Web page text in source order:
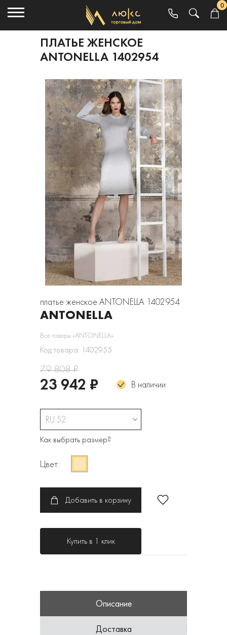
0
ПЛАТЬЕ ЖЕНСКОЕ
ANTONELLA 1402954
платье женское ANTONELLA 1402954
ANTONELLA
Все товары «ANTONELLA»
Код товара: 1402955
79 808 ₽
23 942 ₽ В наличии
RU 52
Как выбрать размер?
Цвет:
Добавить в корзину
Купить в 1 клик
Описание
Доставка